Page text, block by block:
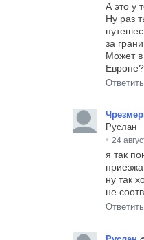
А это у
Ну раз
за
Может в
Ответить
Руслан
• 24
я так
ну так
не
Ответить